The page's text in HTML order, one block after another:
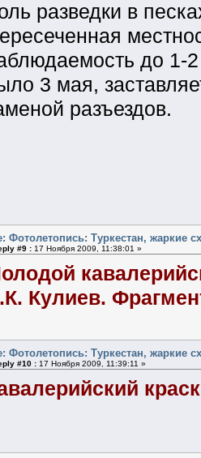
разведки в
до 1-
3 мая,
разъездов.
Фотолетопись: Туркестан, жаркие
#9 :17 Ноября 2009, 11:38:01 »
Кулиев.
Фотолетопись: Туркестан, жаркие
#10 :17 Ноября 2009, 11:39:11 »